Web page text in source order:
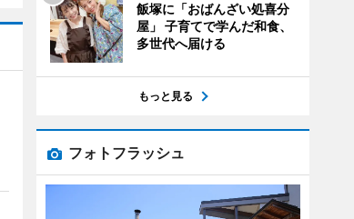
飯塚に「おばんざい処喜分
屋」 子育てで学んだ和食、
多世代へ届ける
もっと見る
フォトフラッシュ